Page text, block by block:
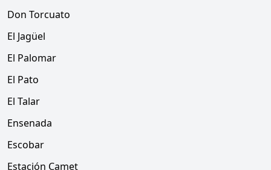
Don Torcuato
El Jagüel
El Palomar
El Pato
El Talar
Ensenada
Escobar
Estación Camet